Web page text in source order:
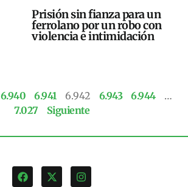
Prisión sin fianza para un
ferrolano por un robo con
violencia e intimidación
6.940 6.941 6.942 6.943 6.944
…
7.027
Siguiente